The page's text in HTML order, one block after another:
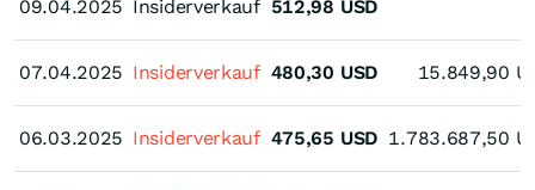
09.04.2025
07.04.2025
06.03.2025
09.04.2025 Insiderverkauf 512,98 USD
07.04.2025 Insiderverkauf 480,30 USD 15.849,90
06.03.2025 Insiderverkauf 475,65 USD 1.783.687,50